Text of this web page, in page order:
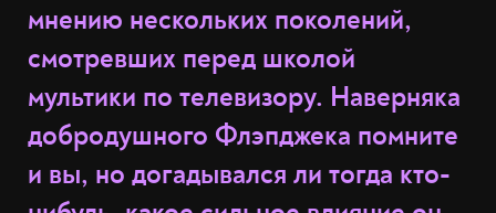
мнению нескольких поколений,
смотревших перед школой
мультики по телевизору. Наверняка
добродушного Флэпджека помните
и вы, но догадывался ли тогда кто-